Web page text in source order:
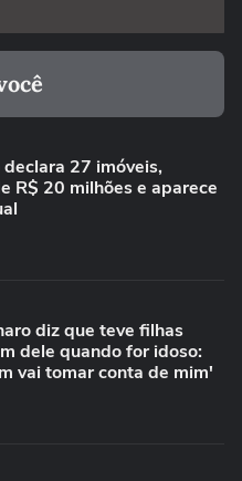
27 imóveis,
R$ 20 milhões e aparece
diz que teve filhas
dele quando for idoso:
vai tomar conta de mim'